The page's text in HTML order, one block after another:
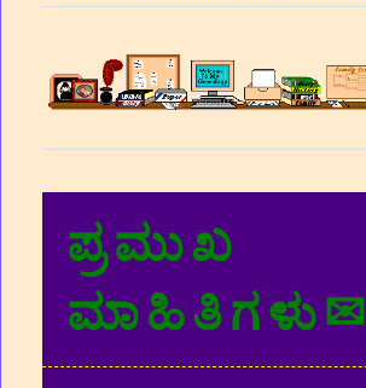
ಪ್ರಮುಖ
ಮಾಹಿತಿಗಳು✉